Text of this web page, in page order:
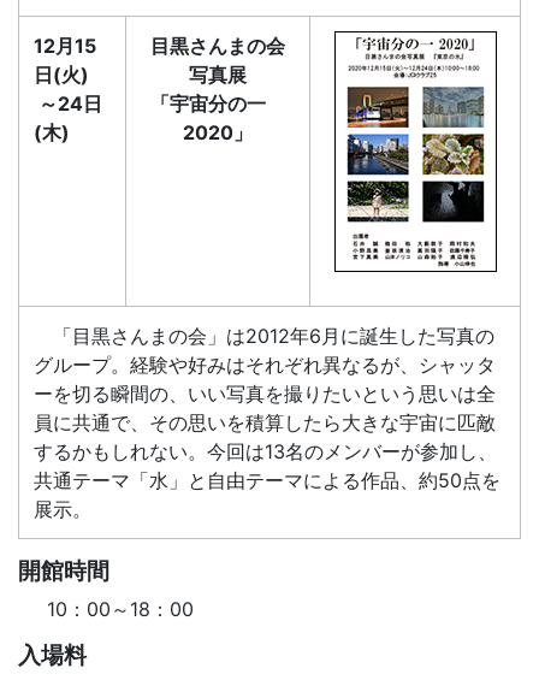
12月15
日(火)
～24日
(木)
目黒さんまの会
写真展
「宇宙分の一
2020」
「目黒さんまの会」は2012年6月に誕生した写真の
グループ。経験や好みはそれぞれ異なるが、シャッタ
ーを切る瞬間の、いい写真を撮りたいという思いは全
員に共通で、その思いを積算したら大きな宇宙に匹敵
するかもしれない。今回は13名のメンバーが参加し、
共通テーマ「水」と自由テーマによる作品、約50点を
展示。
開館時間
10：00～18：00
入場料